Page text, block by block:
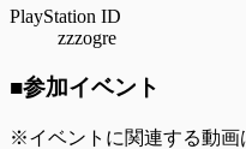
PlayStation ID
zzzogre
■参加イベント
※イベントに関連する動画